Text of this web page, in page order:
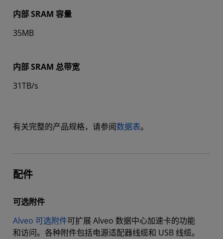
内部 SRAM 容量
35MB
内部 SRAM 总带宽
31TB/s
有关完整的产品规格，请参阅数据表。
配件
可选附件
Alveo 可选附件可扩展 Alveo 数据中心加速卡的功能
和访问。各种附件包括电源适配器线缆和 USB 线缆。